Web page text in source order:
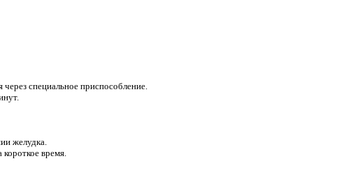
через специальное приспособление.
желудка.
время.